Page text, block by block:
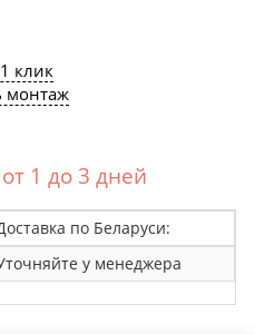
клик
монтаж
от 1 до 3 дней
по Беларуси:
у менеджера